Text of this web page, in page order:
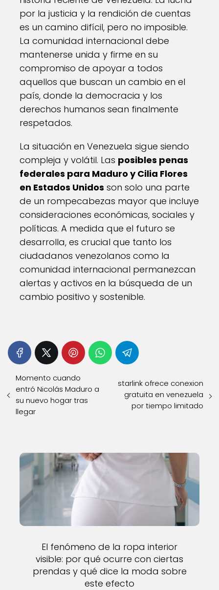
por la justicia y la rendición de cuentas
es un camino difícil, pero no imposible.
La comunidad internacional debe
mantenerse unida y firme en su
compromiso de apoyar a todos
aquellos que buscan un cambio en el
país, donde la democracia y los
derechos humanos sean finalmente
respetados.
La situación en Venezuela sigue siendo
compleja y volátil. Las posibles penas
federales para Maduro y Cilia Flores
en Estados Unidos son solo una parte
de un rompecabezas mayor que incluye
consideraciones económicas, sociales y
políticas. A medida que el futuro se
desarrolla, es crucial que tanto los
ciudadanos venezolanos como la
comunidad internacional permanezcan
alertas y activos en la búsqueda de un
cambio positivo y sostenible.
Momento cuando
entró Nicolás Maduro a
su nuevo hogar tras
llegar
starlink ofrece conexion
gratuita en venezuela
por tiempo limitado
El fenómeno de la ropa interior
visible: por qué ocurre con ciertas
prendas y qué dice la moda sobre
este efecto